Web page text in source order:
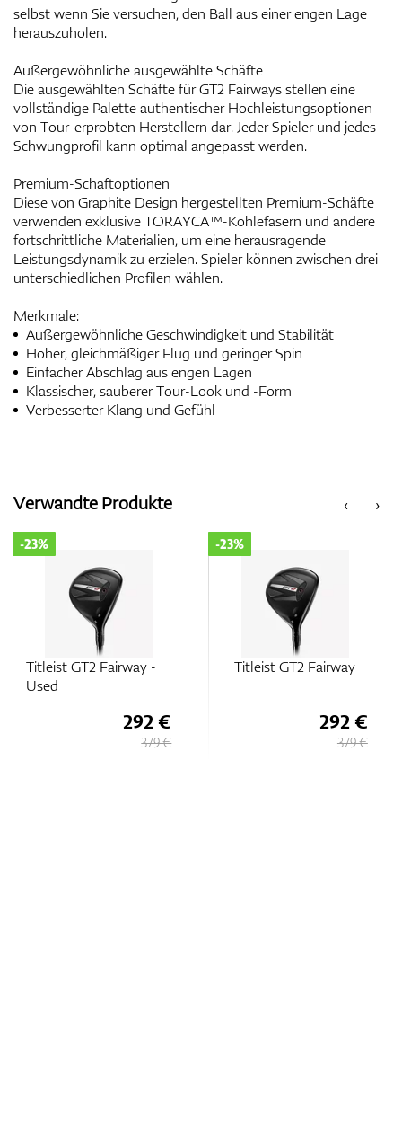
selbst wenn Sie versuchen, den Ball aus einer engen Lage
herauszuholen.
Außergewöhnliche ausgewählte Schäfte
Die ausgewählten Schäfte für GT2 Fairways stellen eine
vollständige Palette authentischer Hochleistungsoptionen
von Tour-erprobten Herstellern dar. Jeder Spieler und jedes
Schwungprofil kann optimal angepasst werden.
Premium-Schaftoptionen
Diese von Graphite Design hergestellten Premium-Schäfte
verwenden exklusive TORAYCA™-Kohlefasern und andere
fortschrittliche Materialien, um eine herausragende
Leistungsdynamik zu erzielen. Spieler können zwischen drei
unterschiedlichen Profilen wählen.
Merkmale:
Außergewöhnliche Geschwindigkeit und Stabilität
Hoher, gleichmäßiger Flug und geringer Spin
Einfacher Abschlag aus engen Lagen
Klassischer, sauberer Tour-Look und -Form
Verbesserter Klang und Gefühl
‹
Verwandte Produkte ›
Titleist GT2 Fairway -
Used
-23%
292 €
379 €
Titleist GT2 Fairway
-23%
292 €
379 €